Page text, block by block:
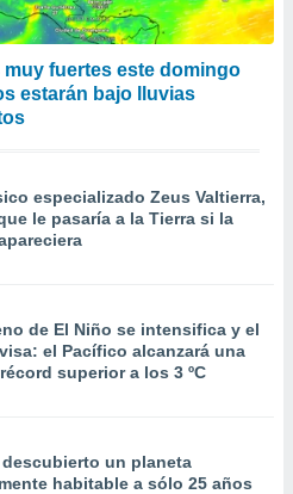
fuertes este domingo
estarán bajo lluvias
especializado Zeus Valtierra,
le pasaría a la Tierra si la
de El Niño se intensifica y el
el Pacífico alcanzará una
superior a los 3 ºC
un planeta
habitable a sólo 25 años